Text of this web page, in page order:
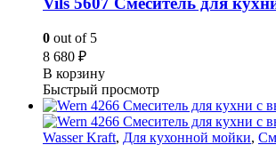
0 out of 5
8 680 ₽
В корзину
Быстрый просмотр
Wasser Kraft, Для кухонной мойки,